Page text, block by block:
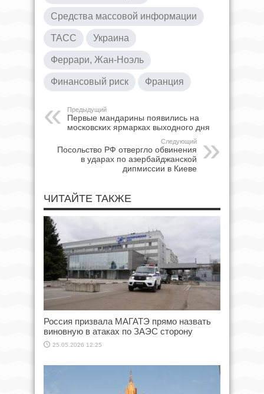
Средства массовой информации
ТАСС Украина
Феррари, Жан-Ноэль
Финансовый риск Франция
Предыдущий
Первые мандарины появились на
московских ярмарках выходного дня
Следующий
Посольство РФ отвергло обвинения
в ударах по азербайджанской
дипмиссии в Киеве
ЧИТАЙТЕ ТАКЖЕ
Россия призвала МАГАТЭ прямо назвать
виновную в атаках по ЗАЭС сторону
25.05.2026 12:25